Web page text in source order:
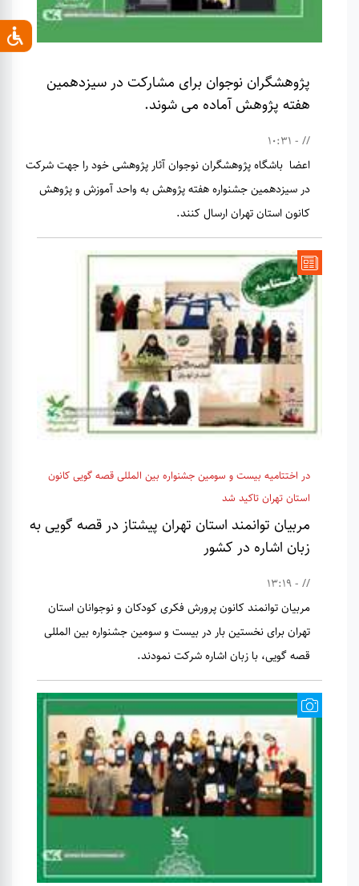
پژوهشگران نوجوان برای مشارکت در سیزدهمین
هفته پژوهش آماده می شوند.
// - 10:31
اعضا باشگاه پژوهشگران نوجوان آثار پژوهشی خود را جهت شرکت
در سیزدهمین جشنواره هفته پژوهش به واحد آموزش و پژوهش
کانون استان تهران ارسال کنند.
در اختتامیه بیست و سومین جشنواره بین المللی قصه گویی کانون
استان تهران تاکید شد
مربیان توانمند استان تهران پیشتاز در قصه گویی به
زبان اشاره در کشور
// - 13:19
مربیان توانمند کانون پرورش فکری کودکان و نوجوانان استان
تهران برای نخستین بار در بیست و سومین جشنواره بین المللی
قصه گویی، با زبان اشاره شرکت نمودند.